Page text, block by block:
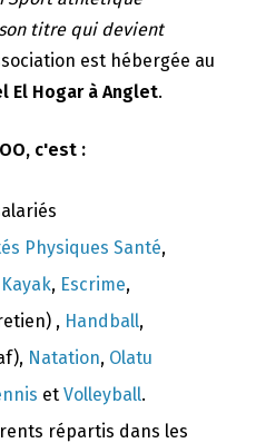
titre qui devient
est hébergée au
Hogar à Anglet.
c'est :
Physiques Santé,
, Escrime,
, Handball,
Natation, Olatu
et Volleyball.
répartis dans les